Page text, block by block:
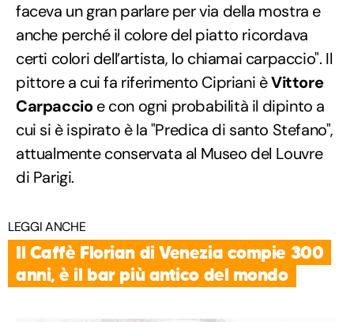
faceva un gran parlare per via della mostra e
anche perché il colore del piatto ricordava
certi colori dell’artista, lo chiamai carpaccio". Il
pittore a cui fa riferimento Cipriani èVittore
Carpaccioe con ogni probabilità il dipinto a
cui si è ispirato è la "Predica di santo Stefano",
attualmente conservata al Museo del Louvre
di Parigi.
LEGGI ANCHE
Il Caffè Florian di Venezia compie 300
anni, è il bar più antico del mondo